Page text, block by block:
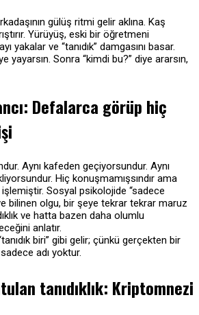
gülüş ritmi gelir aklına. Kaş
Yürüyüş, eski bir öğretmeni
yakalar ve “tanıdık” damgasını basar.
yayarsın. Sonra “kimdi bu?” diye ararsın,
Defalarca görüp hiç
Aynı kafeden geçiyorsundur. Aynı
Hiç konuşmamışsındır ama
Sosyal psikolojide “sadece
bilinen olgu, bir şeye tekrar tekrar maruz
ve hatta bazen daha olumlu
anlatır.
biri” gibi gelir; çünkü gerçekten bir
adı yoktur.
tanıdıklık: Kriptomnezi